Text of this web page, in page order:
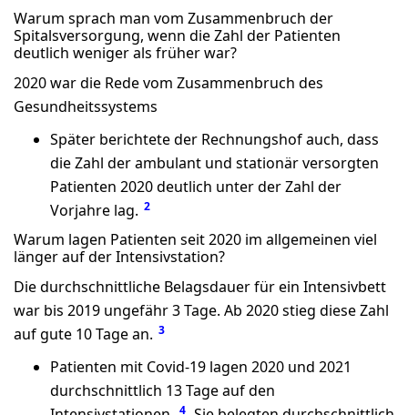
Warum sprach man vom Zusammenbruch der
Spitalsversorgung, wenn die Zahl der Patienten
deutlich weniger als früher war?
2020 war die Rede vom Zusammenbruch des
Gesundheitssystems
Später berichtete der Rechnungshof auch, dass
die Zahl der ambulant und stationär versorgten
Patienten 2020 deutlich unter der Zahl der
Vorjahre lag. 2
Warum lagen Patienten seit 2020 im allgemeinen viel
länger auf der Intensivstation?
Die durchschnittliche Belagsdauer für ein Intensivbett
war bis 2019 ungefähr 3 Tage. Ab 2020 stieg diese Zahl
auf gute 10 Tage an. 3
Patienten mit Covid-19 lagen 2020 und 2021
durchschnittlich 13 Tage auf den
4